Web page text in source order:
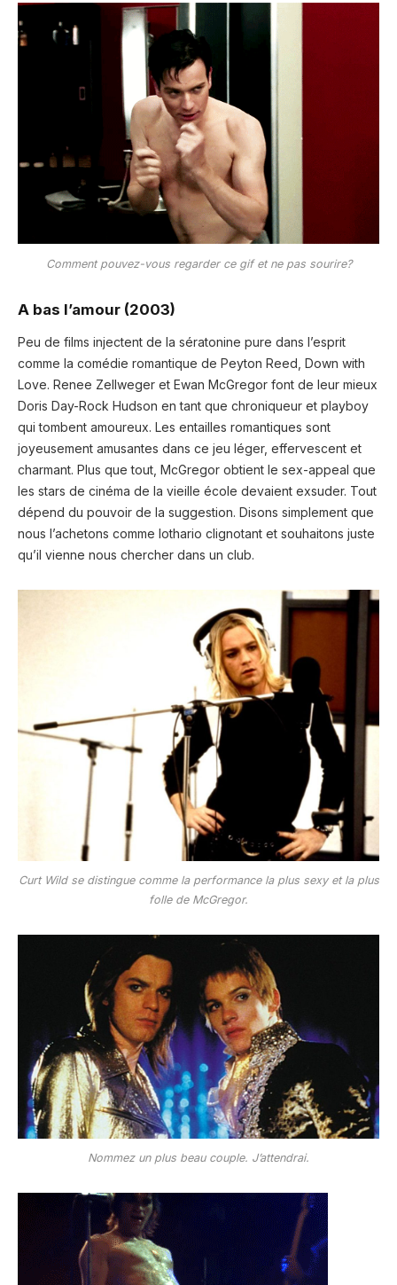
Comment pouvez-vous regarder ce gif et ne pas sourire?
A bas l’amour (2003)
Peu de films injectent de la sératonine pure dans l’esprit
comme la comédie romantique de Peyton Reed, Down with
Love. Renee Zellweger et Ewan McGregor font de leur mieux
Doris Day-Rock Hudson en tant que chroniqueur et playboy
qui tombent amoureux. Les entailles romantiques sont
joyeusement amusantes dans ce jeu léger, effervescent et
charmant. Plus que tout, McGregor obtient le sex-appeal que
les stars de cinéma de la vieille école devaient exsuder. Tout
dépend du pouvoir de la suggestion. Disons simplement que
nous l’achetons comme lothario clignotant et souhaitons juste
qu’il vienne nous chercher dans un club.
Curt Wild se distingue comme la performance la plus sexy et la plus
folle de McGregor.
Nommez un plus beau couple. J’attendrai.